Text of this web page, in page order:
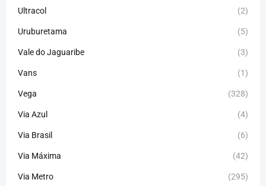
Ultracol (2)
Uruburetama (5)
Vale do Jaguaribe (3)
Vans (1)
Vega (328)
Via Azul (4)
Via Brasil (6)
Via Máxima (42)
Via Metro (295)